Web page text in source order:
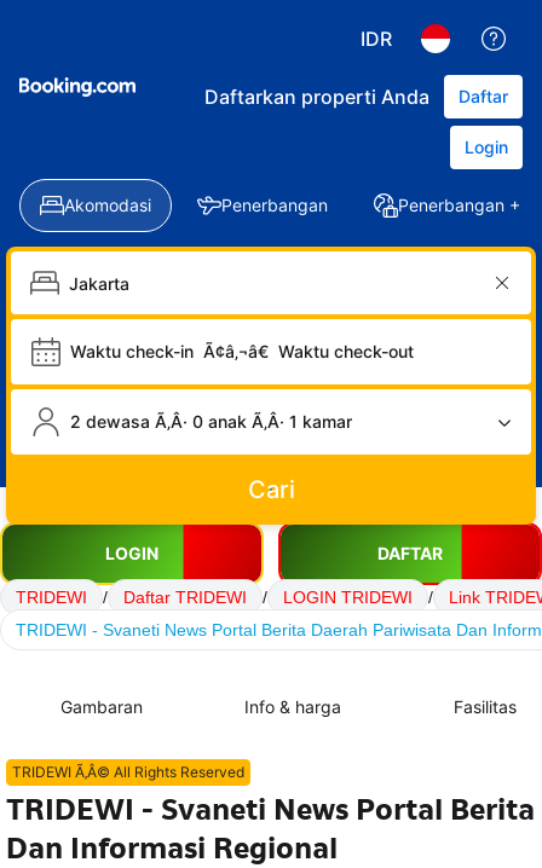
IDR
Daftarkan properti Anda Daftar
Login
Akomodasi Penerbangan Penerbangan +
Waktu check-in Ã¢â‚¬â€ Waktu check-out
2 dewasa Ã‚Â· 0 anak Ã‚Â· 1 kamar
Cari
LOGIN DAFTAR
TRIDEWI / Daftar TRIDEWI / LOGIN TRIDEWI /
Link
TRIDEWI - Svaneti News Portal Berita Daerah Pariwisata Dan
Gambaran Info & harga Fasilitas
TRIDEWI Ã‚Â© All Rights Reserved
TRIDEWI - Svaneti News Portal
Dan Informasi Regional